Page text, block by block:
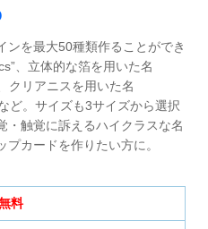
ンを最大50種類作ることができ
、立体的な箔を用いた名
クリアニスを用いた名
ど。サイズも3サイズから選択
・触覚に訴えるハイクラスな名
プカードを作りたい方に。
料